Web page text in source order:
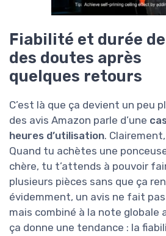
Fiabilité et durée
des doutes après
quelques retours
C’est là que ça devient un peu
des avis Amazon parle d’une
heures d’utilisation.
Quand tu achètes une
chère, tu t’attends à pouvoir
plusieurs pièces sans que ça
évidemment, un avis ne fait
mais combiné à la note globale
ça donne une tendance : la